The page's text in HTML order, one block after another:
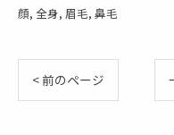
顔 全身 眉毛 鼻毛
< 前のページ